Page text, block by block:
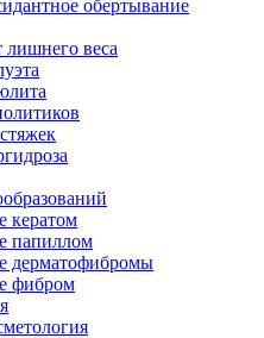
обертывание
лишнего веса
кератом
папиллом
дерматофибромы
фибром